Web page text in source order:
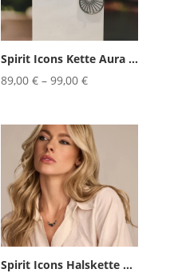
Spirit Icons Kette Aura 45cm
89,00€ –99,00€
Spirit Icons Halskette Confetti ...